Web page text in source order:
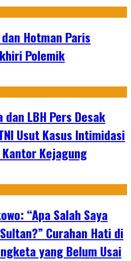
Hotman Paris
Polemik
dan LBH Pers Desak
Usut Kasus Intimidasi
Kejagung
“Apa Salah Saya
Curahan Hati di
yang Belum Usai